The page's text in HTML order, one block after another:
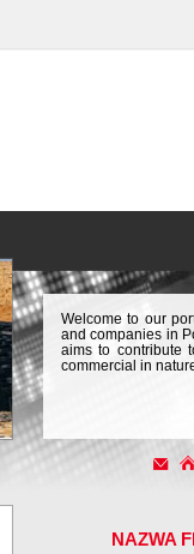
Welcome to our
and companies in
aims to contribute
commercial in
NAZWA